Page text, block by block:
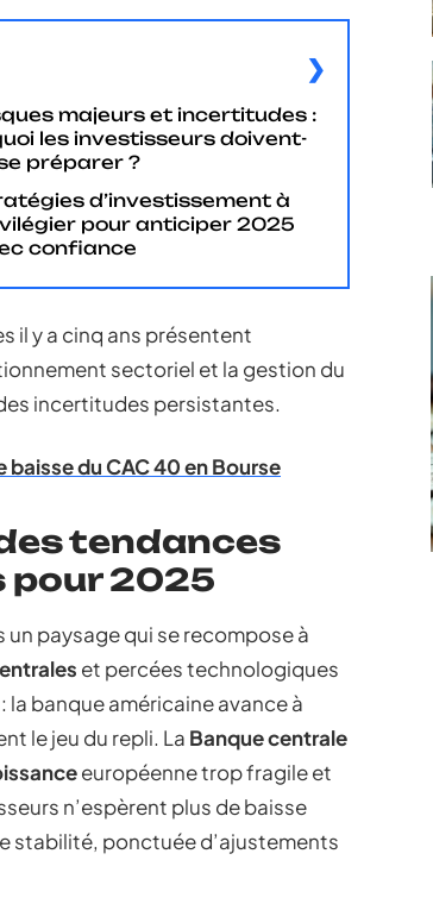
majeurs et incertitudes :
les investisseurs doivent-
préparer ?
d’investissement à
pour anticiper 2025
confiance
il y a cinq ans présentent
sectoriel et la gestion du
incertitudes persistantes.
du CAC 40 en Bourse
tendances
pour 2025
un paysage qui se recompose à
et percées technologiques
la banque américaine avance à
le jeu du repli. La Banque centrale
européenne trop fragile et
n’espèrent plus de baisse
stabilité, ponctuée d’ajustements